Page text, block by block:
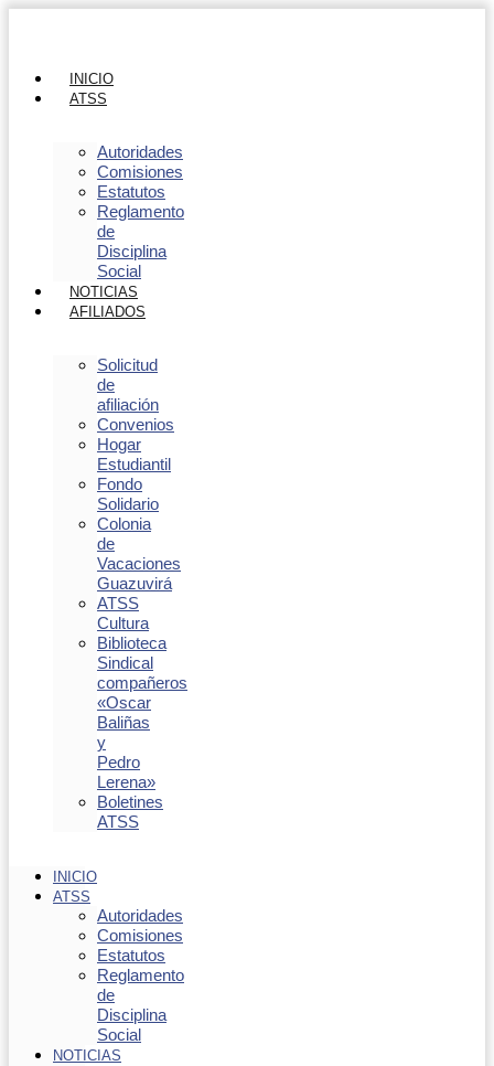
INICIO
ATSS
Autoridades
Comisiones
Estatutos
Reglamento
de
Disciplina
Social
NOTICIAS
AFILIADOS
Solicitud
de
afiliación
Convenios
Hogar
Estudiantil
Fondo
Solidario
Colonia
de
Vacaciones
Guazuvirá
ATSS
Cultura
Biblioteca
Sindical
compañeros
«Oscar
Baliñas
y
Pedro
Lerena»
Boletines
ATSS
INICIO
ATSS
Autoridades
Comisiones
Estatutos
Reglamento
de
Disciplina
Social
NOTICIAS